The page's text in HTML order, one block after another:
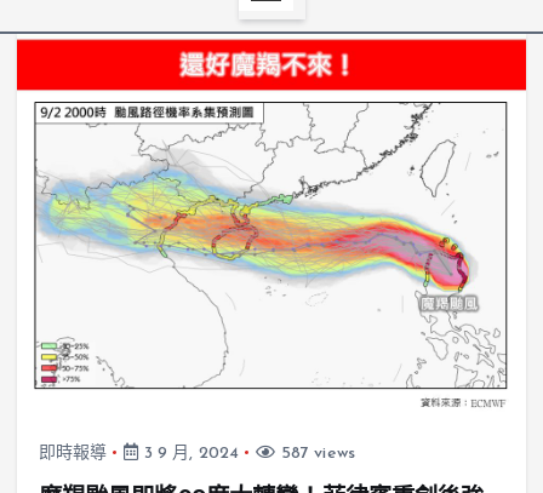
即時報導 3 9 月, 2024 587 views